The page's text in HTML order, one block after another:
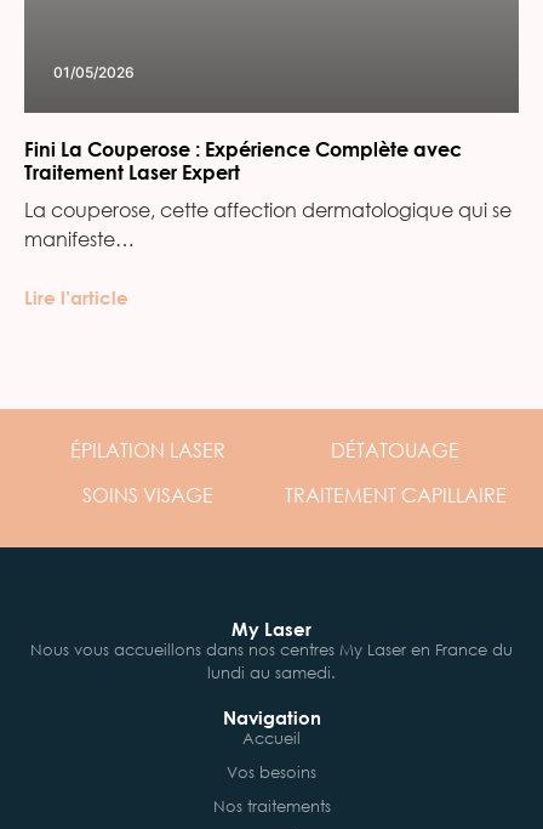
01/05/2026
Fini La Couperose : Expérience Complète avec
Traitement Laser Expert
La couperose, cette affection dermatologique qui se
manifeste…
Lire l’article
ÉPILATION LASER
DÉTATOUAGE
SOINS VISAGE TRAITEMENT CAPILLAIRE
My Laser
Nous vous accueillons dans nos centres My Laser en France du
lundi au samedi.
Navigation
Accueil
Vos besoins
Nos traitements